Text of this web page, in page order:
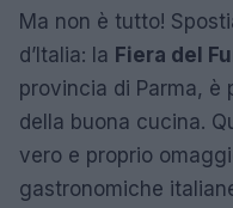
Ma non è tutto!
d’Italia: la Fiera del
provincia di Parma, è
della buona cucina.
vero e proprio
gastronomiche